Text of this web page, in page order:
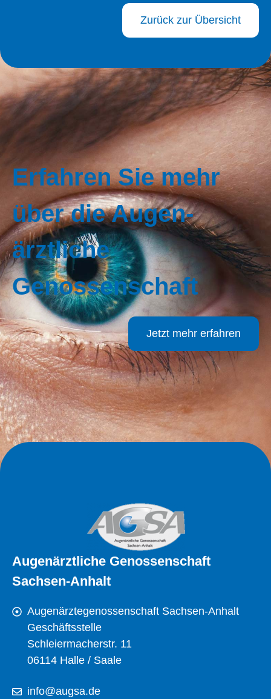
Zurück zur Übersicht
Erfahren Sie mehr
über die Augen­
ärztliche
Genossenschaft
Jetzt mehr erfahren
Augenärztliche Genossenschaft
Sachsen-Anhalt
Augenärztegenossenschaft Sachsen-Anhalt
Geschäftsstelle
Schleiermacherstr. 11
06114 Halle / Saale
info@augsa.de